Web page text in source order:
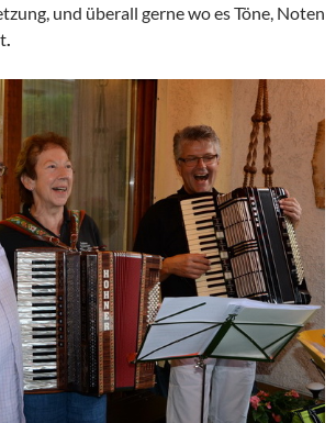
und überall gerne wo es Töne, Noten